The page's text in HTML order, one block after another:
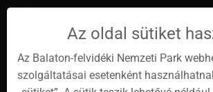
Az oldal sütiket
Az Balaton-felvidéki Nemzeti Park
szolgáltatásai esetenként